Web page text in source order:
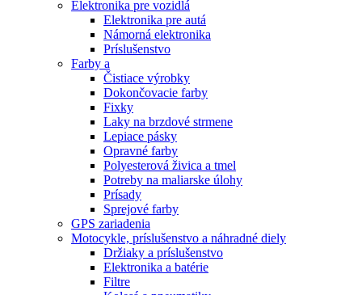
Elektronika pre vozidlá
Elektronika pre autá
Námorná elektronika
Príslušenstvo
Farby a
Čistiace výrobky
Dokončovacie farby
Fixky
Laky na brzdové strmene
Lepiace pásky
Opravné farby
Polyesterová živica a tmel
Potreby na maliarske úlohy
Prísady
Sprejové farby
GPS zariadenia
Motocykle, príslušenstvo a náhradné diely
Držiaky a príslušenstvo
Elektronika a batérie
Filtre